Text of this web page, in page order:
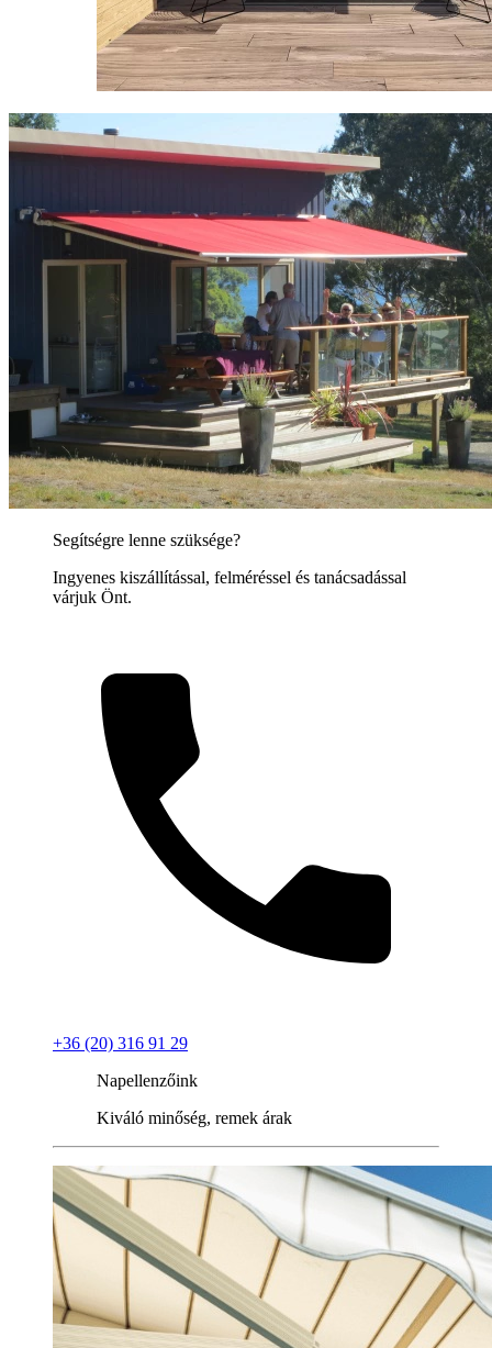
Segítségre lenne szüksége?
Ingyenes kiszállítással, felméréssel és tanácsadással
várjuk Önt.
+36 (20) 316 91 29
Napellenzőink
Kiváló minőség, remek árak